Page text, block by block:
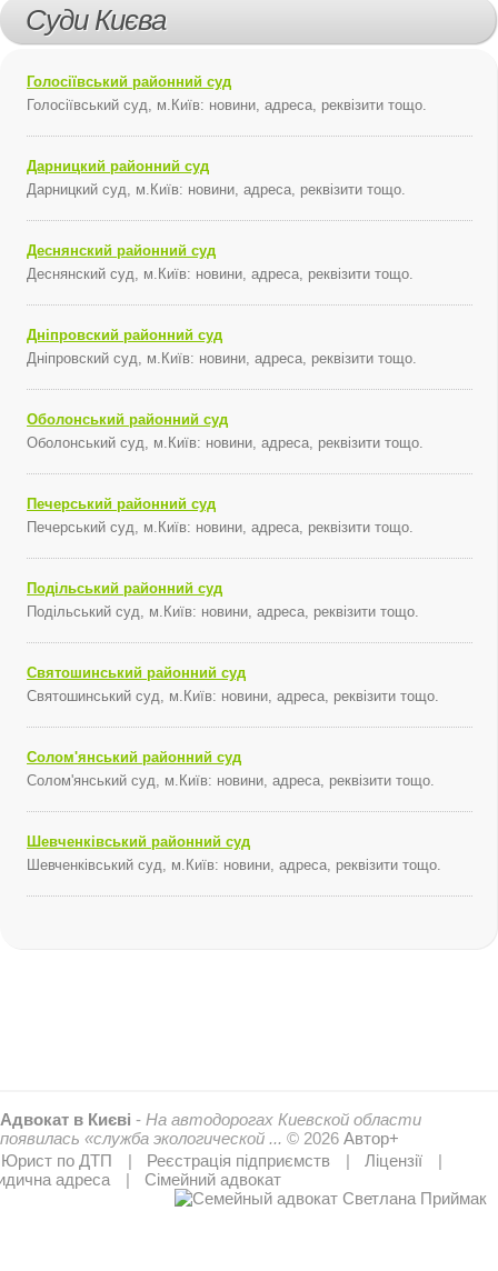
Суди Києва
Голосіївський районний суд
Голосіївський суд, м.Київ: новини, адреса, реквізити тощо.
Дарницкий районний суд
Дарницкий суд, м.Київ: новини, адреса, реквізити тощо.
Деснянский районний суд
Деснянский суд, м.Київ: новини, адреса, реквізити тощо.
Дніпровский районний суд
Дніпровский суд, м.Київ: новини, адреса, реквізити тощо.
Оболонський районний суд
Оболонський суд, м.Київ: новини, адреса, реквізити тощо.
Печерський районний суд
Печерський суд, м.Київ: новини, адреса, реквізити тощо.
Подільський районний суд
Подільський суд, м.Київ: новини, адреса, реквізити тощо.
Святошинський районний суд
Святошинський суд, м.Київ: новини, адреса, реквізити тощо.
Солом'янський районний суд
Солом'янський суд, м.Київ: новини, адреса, реквізити тощо.
Шевченківський районний суд
Шевченківський суд, м.Київ: новини, адреса, реквізити тощо.
Адвокат в Києві - На автодорогах Киевской области
появилась «служба экологической ... © 2026 Автор+
Юрист по ДТП
Реєстрація підприємств
Ліцензії
адреса
Сімейний адвокат